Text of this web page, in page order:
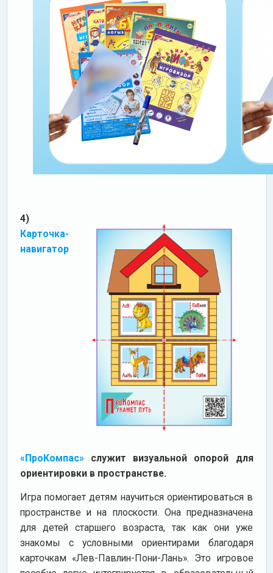
4)
Карточка-
навигатор
«ПроКомпас»служит визуальной опорой для
ориентировки в пространстве.
Игра помогает детям научиться ориентироваться в
пространстве и на плоскости. Она предназначена
для детей старшего возраста, так как они уже
знакомы с условными ориентирами благодаря
карточкам «Лев-Павлин-Пони-Лань». Это игровое